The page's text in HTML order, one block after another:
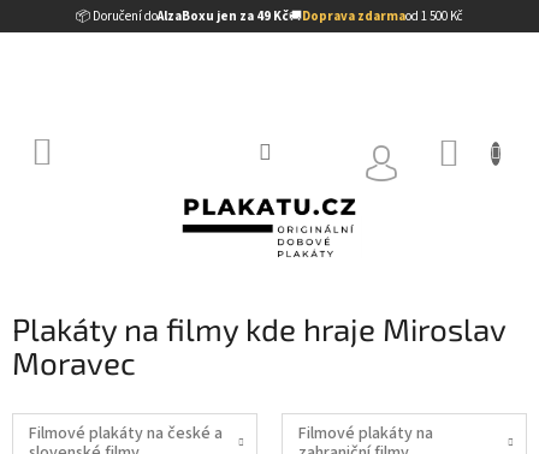
📦 Doručení doAlzaBoxu jen za 49 Kč🚚Doprava zdarmaod 1 500 Kč
na
Plakáty na filmy kde hraje Miroslav
Moravec
Filmové plakáty na české a
Filmové plakáty na